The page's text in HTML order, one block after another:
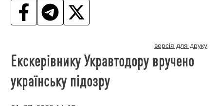
версія для друку
Екскерівнику Укравтодору вручено
українську підозру